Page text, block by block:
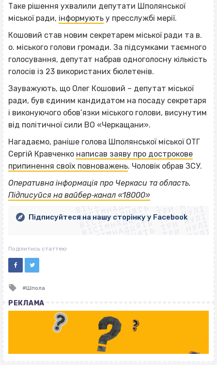
Таке рішення ухвалили депутати Шполянської
міської ради, інформують у пресслужбі мерії.
Кошовий став новим секретарем міської ради та в.
о. міського голови громади. За підсумками таємного
голосування, депутат набрав одноголосну кількість
голосів із 23 використаних бюлетенів.
Зауважують, що Олег Кошовий – депутат міської
ради, був єдиним кандидатом на посаду секретаря
і виконуючого обов’язки міського голови, висунутим
від політичної сили ВО «Черкащани».
Нагадаємо, раніше голова Шполянської міської ОТГ
Сергій Кравченко написав заяву про дострокове
припинення своїх повноважень. Чоловік обрав ЗСУ.
Оперативна інформація про Черкаси та область.
Підписуйся на вайбер‐канал «18000»
ВІСІМНАДЦЯТЬ ТРИ НУЛІ
ВІСІМНАДЦЯТЬ ТРИ НУЛІ
ВІСІМНАДЦЯТЬ ТРИ НУЛІ
ВІСІМНАДЦЯТЬ ТРИ НУЛІ
ВІСІМНАДЦЯТЬ ТРИ НУЛІ
ВІСІМНАДЦЯТЬ ТРИ НУЛІ
ВІСІМНАДЦЯТЬ ТРИ НУЛІ
ВІСІМНАДЦЯТЬ ТРИ НУЛІ
Підписуйтеся на нашу сторінку у Facebook
Поділитись статтею
Tagged
Шпола
РЕКЛАМА